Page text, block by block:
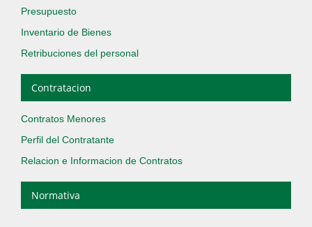
Presupuesto
Inventario de Bienes
Retribuciones del personal
Contratacion
Contratos Menores
Perfil del Contratante
Relacion e Informacion de Contratos
Normativa